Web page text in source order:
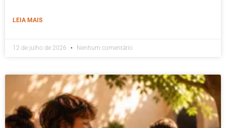
LEIA MAIS
12 de julho de 2026 Nenhum comentário